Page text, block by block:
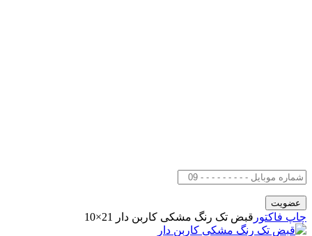
چاپ فاکتور قبض تک رنگ مشکی کاربن دار 21×10